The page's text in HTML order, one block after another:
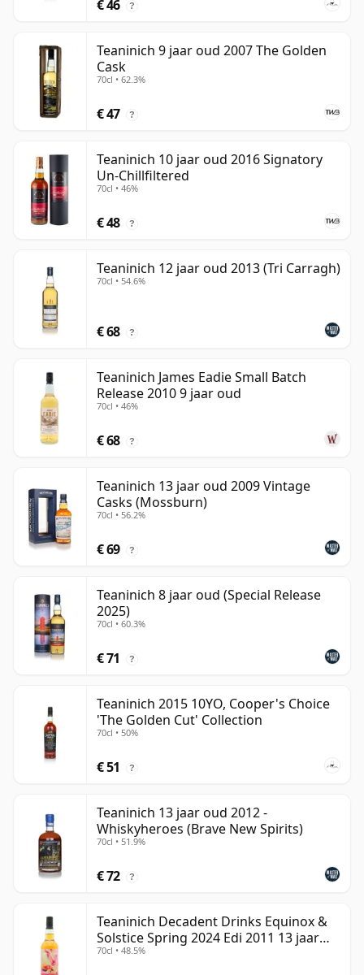
€ 46 ?
Teaninich 9 jaar oud 2007 The Golden
Cask
70cl • 62.3%
€ 47 ?
Teaninich 10 jaar oud 2016 Signatory
Un-Chillfiltered
70cl • 46%
€ 48 ?
Teaninich 12 jaar oud 2013 (Tri Carragh)
70cl • 54.6%
€ 68 ?
Teaninich James Eadie Small Batch
Release 2010 9 jaar oud
70cl • 46%
€ 68 ?
Teaninich 13 jaar oud 2009 Vintage
Casks (Mossburn)
70cl • 56.2%
€ 69 ?
Teaninich 8 jaar oud (Special Release
2025)
70cl • 60.3%
€ 71 ?
Teaninich 2015 10YO, Cooper's Choice
'The Golden Cut' Collection
70cl • 50%
€ 51 ?
Teaninich 13 jaar oud 2012 -
Whiskyheroes (Brave New Spirits)
70cl • 51.9%
€ 72 ?
Teaninich Decadent Drinks Equinox &
Solstice Spring 2024 Edi 2011 13 jaar
oud
70cl • 48.5%